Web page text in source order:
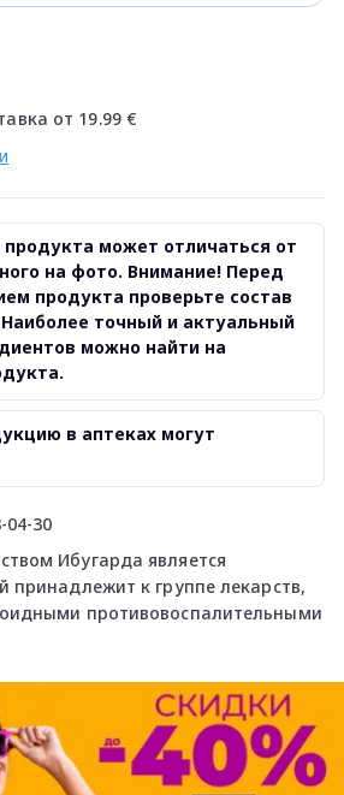
от 19.99 €
04-30
Ибугарда является
принадлежит к группе лекарств,
противовоспалительными
может отличаться от
на фото. Внимание! Перед
продукта проверьте состав
точный и актуальный
можно найти на
в аптеках могут